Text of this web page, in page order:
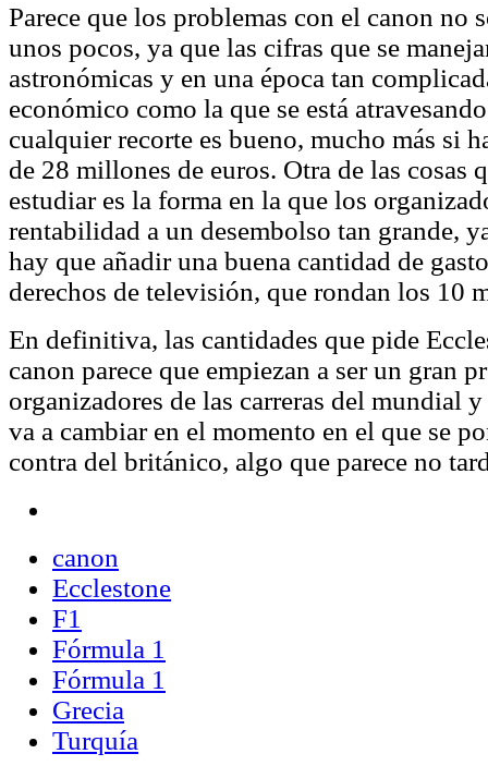
Parece que los problemas con el canon no
unos pocos, ya que las cifras que se
astronómicas y en una época tan
económico como la que se está
cualquier recorte es bueno, mucho más si
de 28 millones de euros. Otra de las cosas
estudiar es la forma en la que los
rentabilidad a un desembolso tan grande,
hay que añadir una buena cantidad de
derechos de televisión, que rondan los 10
En definitiva, las cantidades que pide
canon parece que empiezan a ser un gran
organizadores de las carreras del mundial y
va a cambiar en el momento en el que se
contra del británico, algo que parece no
canon
Ecclestone
F1
Fórmula 1
Fórmula 1
Grecia
Turquía